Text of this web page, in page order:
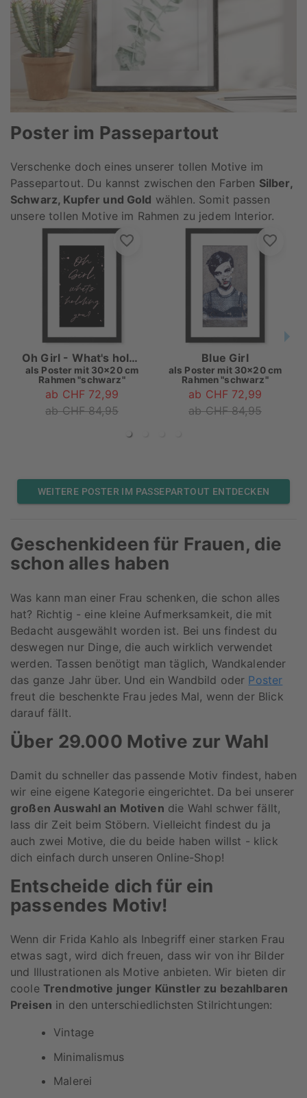
Poster im Passepartout
Verschenke doch eines unserer tollen Motive im
Passepartout. Du kannst zwischen den Farben Silber,
Schwarz, Kupfer und Gold wählen. Somit passen
unsere tollen Motive im Rahmen zu jedem Interior.
Oh Girl - What's holding you
als Poster mit 30x20 cm
Rahmen "schwarz"
ab CHF 72,99
ab CHF 84,95
Blue Girl
als Poster mit 30x20 cm
Rahmen "schwarz"
ab CHF 72,99
ab CHF 84,95
WEITERE POSTER IM PASSEPARTOUT ENTDECKEN
Geschenkideen für Frauen, die
schon alles haben
Was kann man einer Frau schenken, die schon alles
hat? Richtig - eine kleine Aufmerksamkeit, die mit
Bedacht ausgewählt worden ist. Bei uns findest du
deswegen nur Dinge, die auch wirklich verwendet
werden. Tassen benötigt man täglich, Wandkalender
das ganze Jahr über. Und ein Wandbild oder Poster
freut die beschenkte Frau jedes Mal, wenn der Blick
darauf fällt.
Über 29.000 Motive zur Wahl
Damit du schneller das passende Motiv findest, haben
wir eine eigene Kategorie eingerichtet. Da bei unserer
großen Auswahl an Motiven die Wahl schwer fällt,
lass dir Zeit beim Stöbern. Vielleicht findest du ja
auch zwei Motive, die du beide haben willst - klick
dich einfach durch unseren Online-Shop!
Entscheide dich für ein
passendes Motiv!
Wenn dir Frida Kahlo als Inbegriff einer starken Frau
etwas sagt, wird dich freuen, dass wir von ihr Bilder
und Illustrationen als Motive anbieten. Wir bieten dir
coole Trendmotive junger Künstler zu bezahlbaren
Preisen in den unterschiedlichsten Stilrichtungen:
Vintage
Minimalismus
Malerei